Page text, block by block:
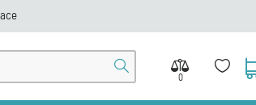
0
0